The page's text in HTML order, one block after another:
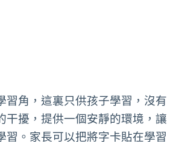
習角，這裏只供孩子學習，沒有
干擾，提供一個安靜的環境，讓
習。家長可以把將字卡貼在學習